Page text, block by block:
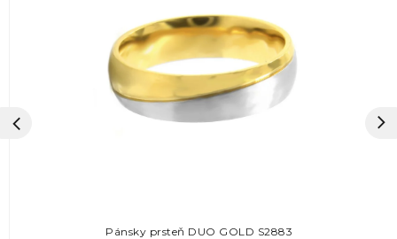
Pánsky prsteň DUO GOLD S2883